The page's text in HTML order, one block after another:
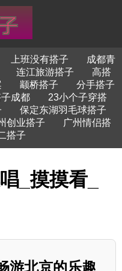
上班没有搭子
成都青
连江旅游搭子
高搭
颛桥搭子
分手搭子
成都
23小个子穿搭
保定东湖羽毛球搭子
创业搭子
广州情侣搭
搭子
_摸摸看_
游北京的乐趣